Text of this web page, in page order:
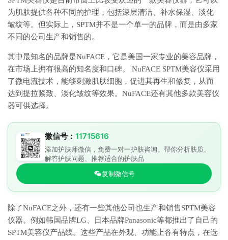
为肌肤提供各种不同的护理，包括深层清洁、补水保湿、淡化
皱纹等。但实际上，SPTM并不是一个单一的品牌，而是由多家
不同的公司生产和销售的。
其中最知名的品牌是NuFACE，它是美国一家专业的美容品牌，
在市场上拥有很高的知名度和口碑。 NuFACE SPTM美容仪采用
了微电流技术，能够刺激肌肤细胞，促进其再生和修复，从而
达到提拉紧致、淡化皱纹等效果。NuFACE还有其他多款美容仪
器可供选择。
微信号： 11715616
添加护肤师微信，免费一对一护肤咨询。帮你分析肤质、
解答护肤问题、推荐适合的护肤品
复制微信号
除了NuFACE之外，还有一些其他公司也生产和销售SPTM美容
仪器。例如韩国品牌LG、日本品牌Panasonic等都推出了自己的
SPTM美容仪产品线。这些产品在外观、功能上各有特点，在选